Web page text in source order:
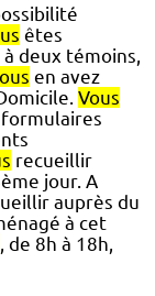
êtes
deux témoins,
en avez
Vous
recueillir
jour. A
auprès du
à cet
, de 8h à 18h,